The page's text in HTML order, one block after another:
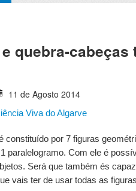
quebra-cabeças
11 de Agosto 2014
Viva do Algarve
constituído por 7 figuras
paralelogramo. Com ele é
Será que também és
vais ter de usar todas as